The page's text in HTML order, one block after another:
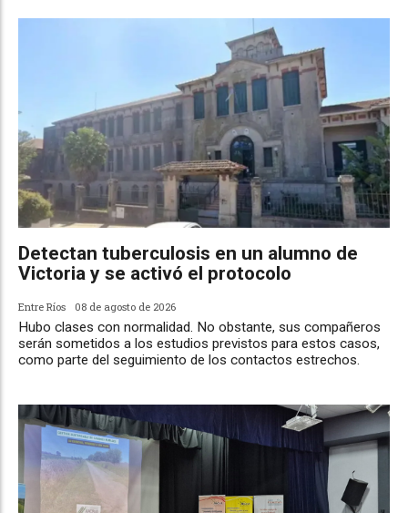
Detectan tuberculosis en un alumno de
Victoria y se activó el protocolo
Entre Ríos 08 de agosto de 2026
Hubo clases con normalidad. No obstante, sus compañeros
serán sometidos a los estudios previstos para estos casos,
como parte del seguimiento de los contactos estrechos.